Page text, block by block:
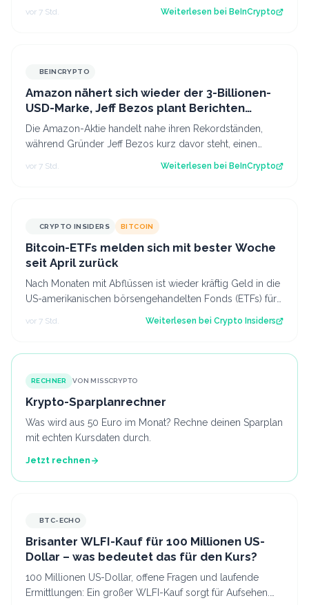
vor 7 Std. Weiterlesen bei BeInCrypto
BEINCRYPTO
Amazon nähert sich wieder der 3-Billionen-
USD-Marke, Jeff Bezos plant Berichten
zufolge Einstieg bei einem Drittel von
Liverpool
Die Amazon-Aktie handelt nahe ihren Rekordständen,
während Gründer Jeff Bezos kurz davor steht, einen
Anteil am Liverpool Football Club im W…
vor 7 Std. Weiterlesen bei BeInCrypto
CRYPTO INSIDERS BITCOIN
Bitcoin-ETFs melden sich mit bester Woche
seit April zurück
Nach Monaten mit Abflüssen ist wieder kräftig Geld in die
US-amerikanischen börsengehandelten Fonds (ETFs) für
vor 7 Std. Weiterlesen bei Crypto Insiders
RECHNER VON MISSCRYPTO
Krypto-Sparplanrechner
Was wird aus 50 Euro im Monat? Rechne deinen Sparplan
mit echten Kursdaten durch.
Jetzt rechnen
BTC-ECHO
Brisanter WLFI-Kauf für 100 Millionen US-
Dollar – was bedeutet das für den Kurs?
100 Millionen US-Dollar, offene Fragen und laufende
Ermittlungen: Ein großer WLFI-Kauf sorgt für Aufsehen.